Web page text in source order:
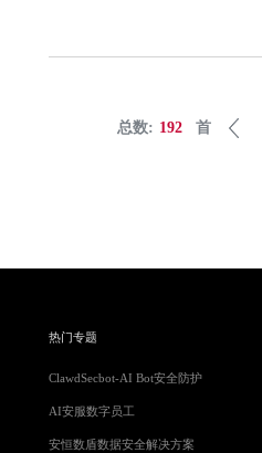
总数: 192 首
热门专题
ClawdSecbot-AI Bot安全防护
AI安服数字员工
安恒数盾数据安全解决方案